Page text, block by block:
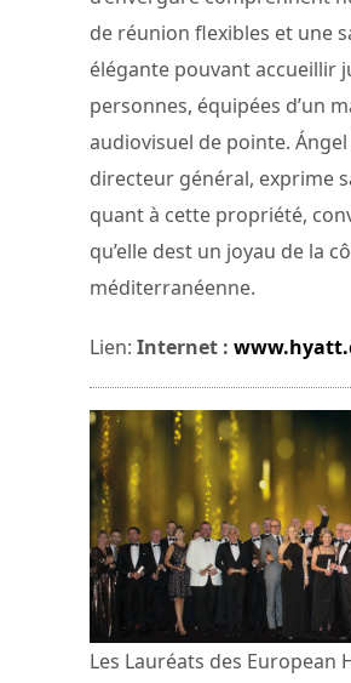
de réunion flexibles et une
élégante pouvant accueillir
personnes, équipées d’un
audiovisuel de pointe.
directeur général, exprime
quant à cette propriété,
qu’elle dest un joyau de la
méditerranéenne.
Lien: Internet :
Les Lauréats des European